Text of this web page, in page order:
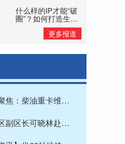
什么样的IP才能“破
圈”？如何打造生命
力持久的IP？
更多报道
护维修方法与实例_关于柴油重卡维护维修方法与实例概略
可晓林赴区教育局调研教育数字化转型